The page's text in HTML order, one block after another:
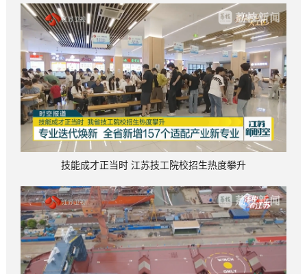
技能成才正当时 江苏技工院校招生热度攀升